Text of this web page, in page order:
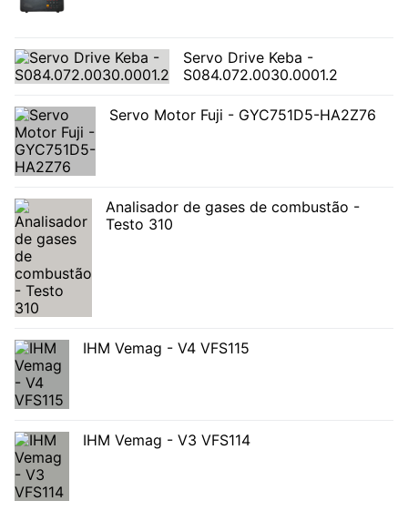
Servo Drive Keba -
S084.072.0030.0001.2
Servo Motor Fuji - GYC751D5-HA2Z76
Analisador de gases de combustão -
Testo 310
IHM Vemag - V4 VFS115
IHM Vemag - V3 VFS114